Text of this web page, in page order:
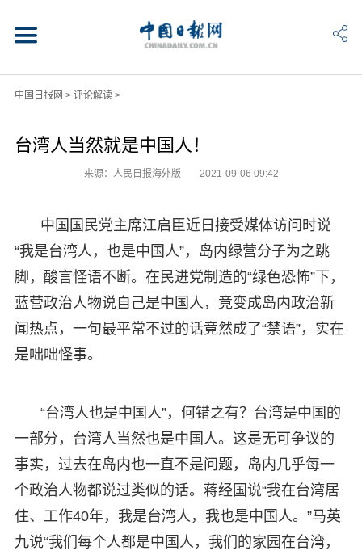
中国日报网 > 评论解读>
台湾人当然就是中国人！
来源：人民日报海外版 2021-09-06 09:42
中国国民党主席江启臣近日接受媒体访问时说
“我是台湾人，也是中国人”，岛内绿营分子为之跳
脚，酸言怪语不断。在民进党制造的“绿色恐怖”下，
蓝营政治人物说自己是中国人，竟变成岛内政治新
闻热点，一句最平常不过的话竟然成了“禁语”，实在
是咄咄怪事。
“台湾人也是中国人”，何错之有？台湾是中国的
一部分，台湾人当然也是中国人。这是无可争议的
事实，过去在岛内也一直不是问题，岛内几乎每一
个政治人物都说过类似的话。蒋经国说“我在台湾居
住、工作40年，我是台湾人，我也是中国人。”马英
九说“我们每个人都是中国人，我们的家园在台湾，